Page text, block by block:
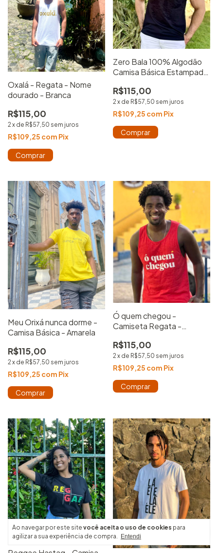
Ao navegar por este site você aceita o uso de cookies para
agilizar a sua experiência de compra.
Entendi
Oxalá - Regata - Nome
dourado - Branca
R$115,00
2 x de R$57,50 sem juros
R$109,25 com Pix
Comprar
Zero Bala 100% Algodão
Camisa Básica Estampada
R$115,00
2 x de R$57,50 sem juros
R$109,25 com Pix
Comprar
Meu Orixá nunca dorme -
Camisa Básica - Amarela
R$115,00
2 x de R$57,50 sem juros
R$109,25 com Pix
Comprar
Ó quem chegou -
Camiseta Regata -
R$115,00
2 x de R$57,50 sem juros
R$109,25 com Pix
Comprar